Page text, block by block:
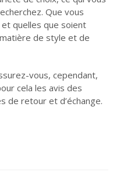
Que vous
quelles que soient
de style et de
vous, cependant,
cela les avis des
de retour et d’échange.